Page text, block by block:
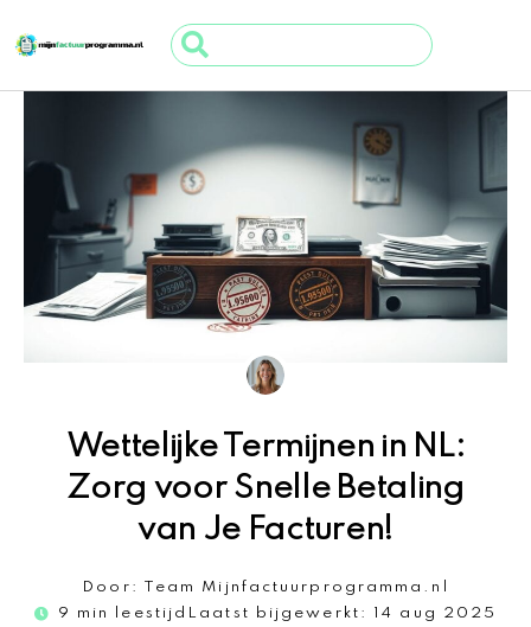
naar
de
inhoud
Search
...
Wettelijke Termijnen in NL:
Zorg voor Snelle Betaling
van Je Facturen!
Door:
Team Mijnfactuurprogramma.nl
9 min leestijd Laatst bijgewerkt: 14 aug 2025